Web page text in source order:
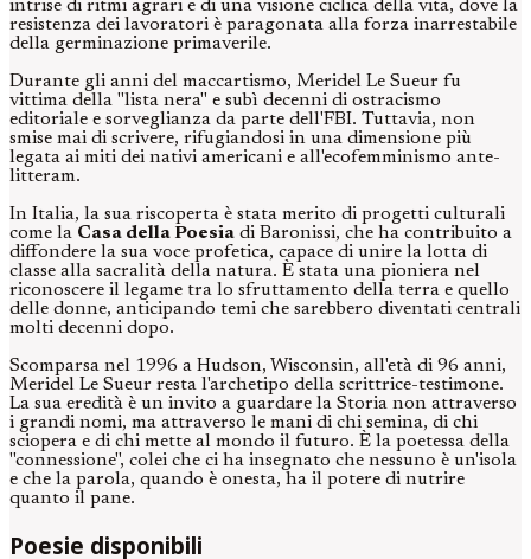
intrise di ritmi agrari e di una visione ciclica della vita, dove la
resistenza dei lavoratori è paragonata alla forza inarrestabile
della germinazione primaverile.
Durante gli anni del maccartismo, Meridel Le Sueur fu
vittima della "lista nera" e subì decenni di ostracismo
editoriale e sorveglianza da parte dell'FBI. Tuttavia, non
smise mai di scrivere, rifugiandosi in una dimensione più
legata ai miti dei nativi americani e all'ecofemminismo ante-
litteram.
In Italia, la sua riscoperta è stata merito di progetti culturali
come la Casa della Poesia di Baronissi, che ha contribuito a
diffondere la sua voce profetica, capace di unire la lotta di
classe alla sacralità della natura. È stata una pioniera nel
riconoscere il legame tra lo sfruttamento della terra e quello
delle donne, anticipando temi che sarebbero diventati centrali
molti decenni dopo.
Scomparsa nel 1996 a Hudson, Wisconsin, all'età di 96 anni,
Meridel Le Sueur resta l'archetipo della scrittrice-testimone.
La sua eredità è un invito a guardare la Storia non attraverso
i grandi nomi, ma attraverso le mani di chi semina, di chi
sciopera e di chi mette al mondo il futuro. È la poetessa della
"connessione", colei che ci ha insegnato che nessuno è un'isola
e che la parola, quando è onesta, ha il potere di nutrire
quanto il pane.
Poesie disponibili